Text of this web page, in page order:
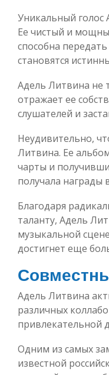
Уникальный голос
Ее чистый и
способна
становятся
Адель Литвина не
отражает ее
слушателей и
Неудивительно,
Литвина. Ее
чарты и
получала награды
Благодаря
таланту, Адель
музыкальной
достигнет еще
Адель Литвина
различных
привлекательной
Одним из самых
известной